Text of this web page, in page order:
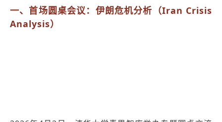
一、首场圆桌会议：伊朗危机分析（Iran Crisis
Analysis）